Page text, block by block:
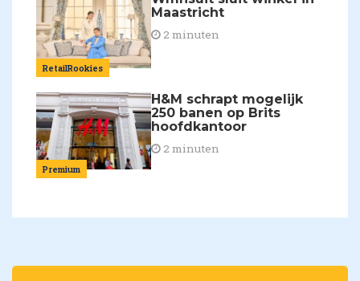
RetailRookies
Maastricht
2 minuten
Premium
H&M schrapt mogelijk
250 banen op Brits
hoofdkantoor
2 minuten